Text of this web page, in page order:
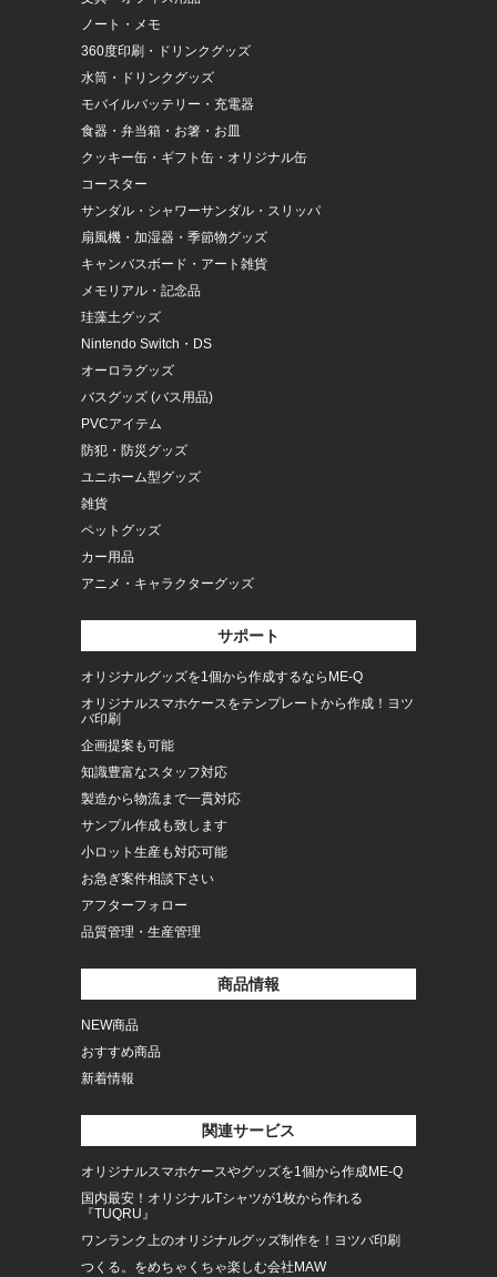
ノート・メモ
360度印刷・ドリンクグッズ
水筒・ドリンクグッズ
モバイルバッテリー・充電器
食器・弁当箱・お箸・お皿
クッキー缶・ギフト缶・オリジナル缶
コースター
サンダル・シャワーサンダル・スリッパ
扇風機・加湿器・季節物グッズ
キャンバスボード・アート雑貨
メモリアル・記念品
珪藻土グッズ
Nintendo Switch・DS
オーロラグッズ
バスグッズ (バス用品)
PVCアイテム
防犯・防災グッズ
ユニホーム型グッズ
雑貨
ペットグッズ
カー用品
アニメ・キャラクターグッズ
サポート
オリジナルグッズを1個から作成するならME-Q
オリジナルスマホケースをテンプレートから作成！ヨツ
バ印刷
企画提案も可能
知識豊富なスタッフ対応
製造から物流まで一貫対応
サンプル作成も致します
小ロット生産も対応可能
お急ぎ案件相談下さい
アフターフォロー
品質管理・生産管理
商品情報
NEW商品
おすすめ商品
新着情報
関連サービス
オリジナルスマホケースやグッズを1個から作成ME-Q
国内最安！オリジナルTシャツが1枚から作れる
『TUQRU』
ワンランク上のオリジナルグッズ制作を！ヨツバ印刷
つくる。をめちゃくちゃ楽しむ会社MAW